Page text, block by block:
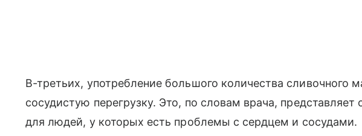
В-третьих, употребление большого количества сливочного
сосудистую перегрузку. Это, по словам врача, представляет
для людей, у которых есть проблемы с сердцем и сосудами.